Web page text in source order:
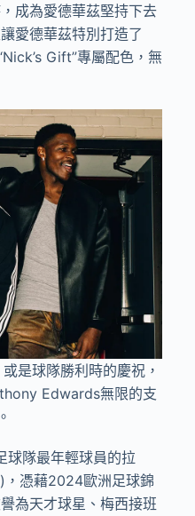
成為愛德華茲堅持下去
愛德華茲特別打造了
Gift”專屬配色，無
是球隊勝利時的慶祝，
Edwards無限的支
球隊最年輕球員的拉
，憑藉2024歐洲足球錦
為天才球星、梅西接班